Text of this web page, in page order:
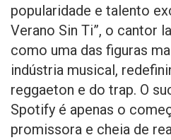
popularidade e talento
Verano Sin Ti”, o cantor
como uma das figuras
indústria musical,
reggaeton e do trap. O
Spotify é apenas o
promissora e cheia de